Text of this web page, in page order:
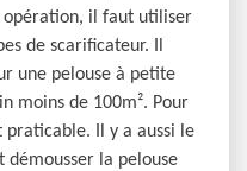
il faut utiliser
de scarificateur. Il
une pelouse à petite
moins de 100m². Pour
Il y a aussi le
la pelouse